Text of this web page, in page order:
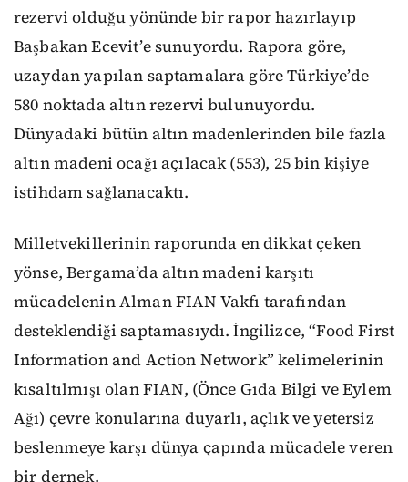
rezervi olduğu yönünde bir rapor hazırlayıp
Başbakan Ecevit’e sunuyordu. Rapora göre,
uzaydan yapılan saptamalara göre Türkiye’de
580 noktada altın rezervi bulunuyordu.
Dünyadaki bütün altın madenlerinden bile fazla
altın madeni ocağı açılacak (553), 25 bin kişiye
istihdam sağlanacaktı.
Milletvekillerinin raporunda en dikkat çeken
yönse, Bergama’da altın madeni karşıtı
mücadelenin Alman FIAN Vakfı tarafından
desteklendiği saptamasıydı. İngilizce, “Food First
Information and Action Network” kelimelerinin
kısaltılmışı olan FIAN, (Önce Gıda Bilgi ve Eylem
Ağı) çevre konularına duyarlı, açlık ve yetersiz
beslenmeye karşı dünya çapında mücadele veren
bir dernek.